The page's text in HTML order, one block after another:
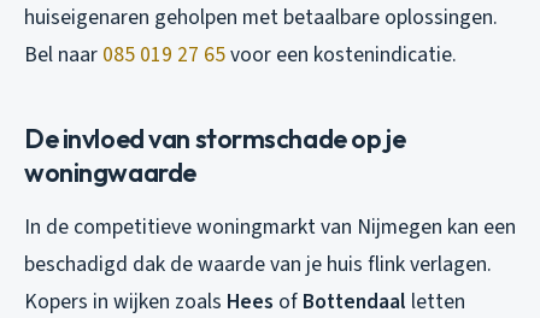
huiseigenaren geholpen met betaalbare oplossingen.
Bel naar 085 019 27 65voor een kostenindicatie.
De invloed van stormschade op je
woningwaarde
In de competitieve woningmarkt van Nijmegen kan een
beschadigd dak de waarde van je huis flink verlagen.
Kopers in wijken zoals Hees of Bottendaal letten